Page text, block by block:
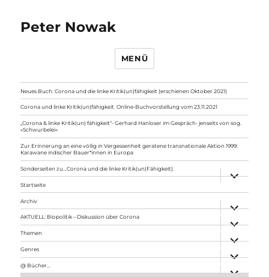
Peter Nowak
MENÜ
Neues Buch: Corona und die linke Kritik(un)fähigkeit (erschienen Oktober 2021)
Corona und linke Kritik(un)fähigkeit. Online-Buchvorstellung vom 23.11.2021
„Corona & linke Kritik(un) fähigkeit“- Gerhard Hanloser im Gespräch- jenseits von sog.
»Schwurbelei«
Zur Erinnerung an eine völlig in Vergessenheit geratene transnationale Aktion 1999:
Karawane indischer Bauer*innen in Europa
Sonderseiten zu…Corona und die linke Kritik(un)Fähigkeit).
anzeigen
Startseite
Archiv
anzeigen
AKTUELL: Biopolitik – Diskussion über Corona
anzeigen
Themen
anzeigen
Genres
anzeigen
@ Bücher…